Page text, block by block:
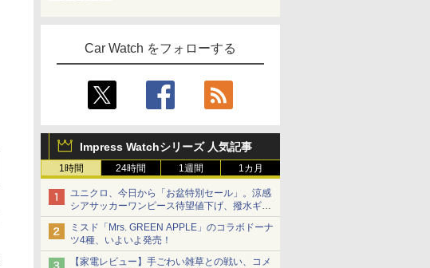
Car Watch をフォローする
Impress Watchシリーズ 人気記事
1時間 24時間 1週間 1カ月
ユニクロ、今日から「お盆特別セール」。涼感
シアサッカーワンピース待望値下げ、撥水ギア
ショーツは1990円に
ミスド「Mrs. GREEN APPLE」のコラボドーナ
ツ4種、いよいよ発売！
【家電レビュー】手ごわい雑草との戦い、コメ